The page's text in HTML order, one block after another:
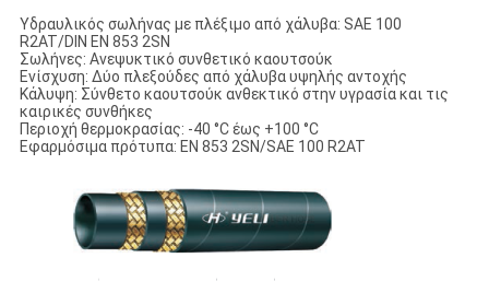
Υδραυλικός σωλήνας με πλέξιμο από χάλυβα: SAE 100
R2AT/DIN EN 853 2SN
Σωλήνες: Ανεψυκτικό συνθετικό καουτσούκ
Ενίσχυση: Δύο πλεξούδες από χάλυβα υψηλής αντοχής
Κάλυψη: Σύνθετο καουτσούκ ανθεκτικό στην υγρασία και τις
καιρικές συνθήκες
Περιοχή θερμοκρασίας: -40 °C έως +100 °C
Εφαρμόσιμα πρότυπα: EN 853 2SN/SAE 100 R2AT